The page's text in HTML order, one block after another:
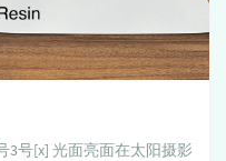
3号[x] 光面亮面在太阳摄影